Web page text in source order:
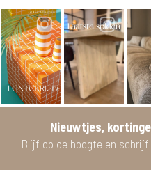
Nieuwtjes,
Blijf op de hoogte en